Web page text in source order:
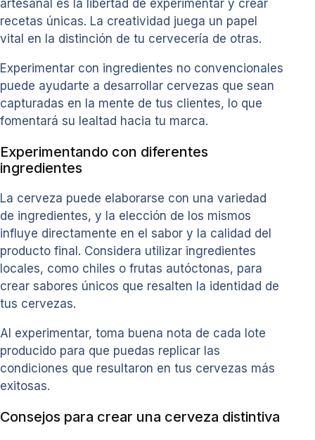
artesanal es la libertad de experimentar y crear
recetas únicas. La creatividad juega un papel
vital en la distinción de tu cervecería de otras.
Experimentar con ingredientes no convencionales
puede ayudarte a desarrollar cervezas que sean
capturadas en la mente de tus clientes, lo que
fomentará su lealtad hacia tu marca.
Experimentando con diferentes
ingredientes
La cerveza puede elaborarse con una variedad
de ingredientes, y la elección de los mismos
influye directamente en el sabor y la calidad del
producto final. Considera utilizar ingredientes
locales, como chiles o frutas autóctonas, para
crear sabores únicos que resalten la identidad de
tus cervezas.
Al experimentar, toma buena nota de cada lote
producido para que puedas replicar las
condiciones que resultaron en tus cervezas más
exitosas.
Consejos para crear una cerveza distintiva